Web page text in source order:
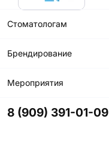
Стоматологам
Брендирование
Мероприятия
8 (909) 391-01-09